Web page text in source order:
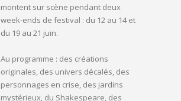
montent sur scène pendant deux
week-ends de festival : du 12 au 14 et
du 19 au 21 juin.
Au programme : des créations
originales, des univers décalés, des
personnages en crise, des jardins
mystérieux, du Shakespeare, des